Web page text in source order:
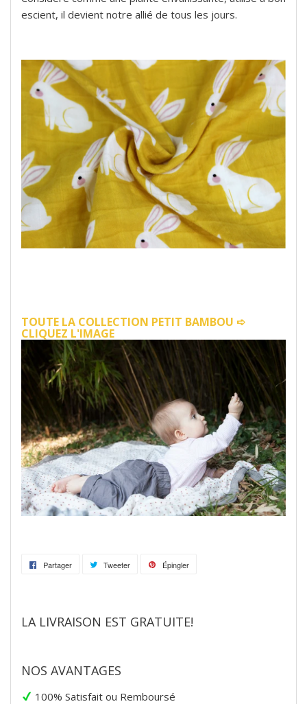
escient, il devient notre allié de tous les jours.
TOUTE LA COLLECTION PETIT BAMBOU ➪
CLIQUEZ L'IMAGE
Partager
PartagerTweeter
TweeterÉpingler
LA LIVRAISON EST GRATUITE!
NOS AVANTAGES
100% Satisfait ou Remboursé